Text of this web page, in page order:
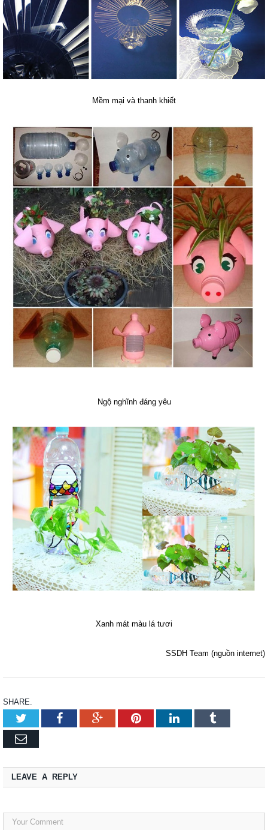
Mềm mại và thanh khiết
Ngộ nghĩnh đáng yêu
Xanh mát màu lá tươi
SSDH Team (nguồn internet)
SHARE.
TwitterFacebookGoogle+PinterestLinkedInTumblr
Email
LEAVE A REPLY